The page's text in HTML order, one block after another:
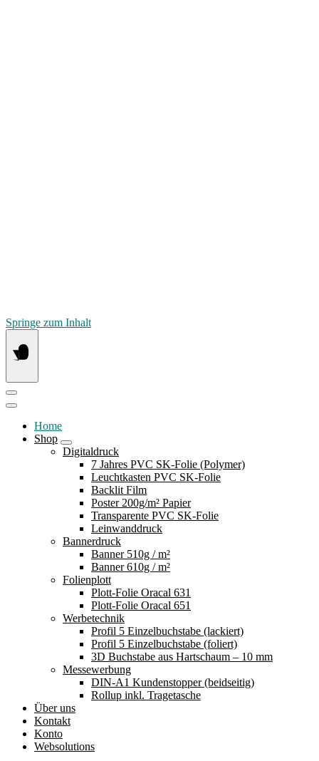
Springe zum Inhalt
Home
Shop
Digitaldruck
7 Jahres PVC SK-Folie (Polymer)
Leuchtkasten PVC SK-Folie
Backlit Film
Poster 200g/m² Papier
Transparente PVC SK-Folie
Leinwanddruck
Bannerdruck
Banner 510g / m²
Banner 610g / m²
Folienplott
Plott-Folie Oracal 631
Plott-Folie Oracal 651
Werbetechnik
Profil 5 Einzelbuchstabe (lackiert)
Profil 5 Einzelbuchstabe (foliert)
3D Buchstabe aus Hartschaum – 10 mm
Messewerbung
DIN-A1 Kundenstopper (beidseitig)
Rollup inkl. Tragetasche
Über uns
Kontakt
Konto
Websolutions